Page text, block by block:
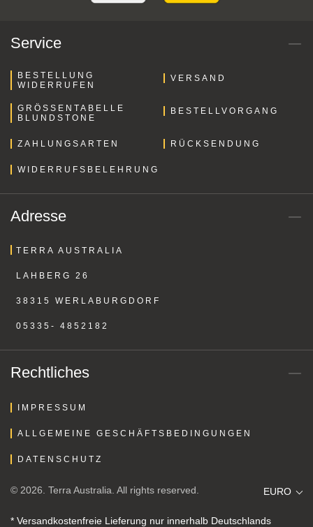
Service
BESTELLUNG
WIDERRUFEN
VERSAND
GRÖSSENTABELLE B
LUNDSTONE
BESTELLVORGANG
ZAHLUNGSARTEN RÜCKSENDUNG
WIDERRUFSBELEHRUNG
Adresse
TERRA AUSTRALIA
LAHBERG 26
38315 WERLABURGDORF
05335- 4852182
Rechtliches
IMPRESSUM
ALLGEMEINE GESCHÄFTSBEDINGUNGEN
DATENSCHUTZ
© 2026. Terra Australia. All rights reserved. EURO
* Versandkostenfreie Lieferung nur innerhalb Deutschlands